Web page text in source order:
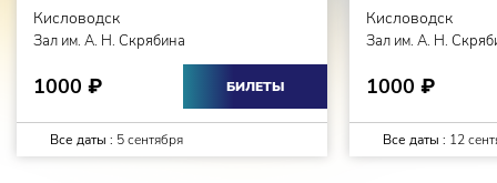
Кисловодск
Зал им. А. Н. Скрябина
1000 ₽ БИЛЕТЫ
Все даты : 5 сентября
Кисловодск
Зал им. А. Н.
1000 ₽
Все даты : 12